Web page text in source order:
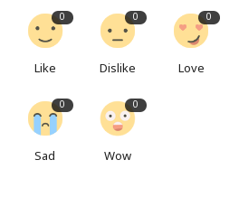
0
Like
0
Dislike
0
Love
0
Sad
0
Wow